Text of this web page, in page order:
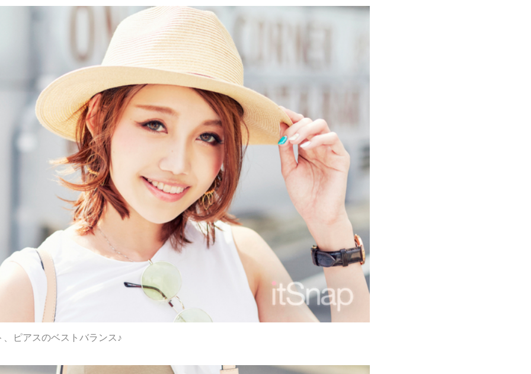
ピアスのベストバランス♪